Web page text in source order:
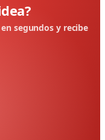
segundos y recibe